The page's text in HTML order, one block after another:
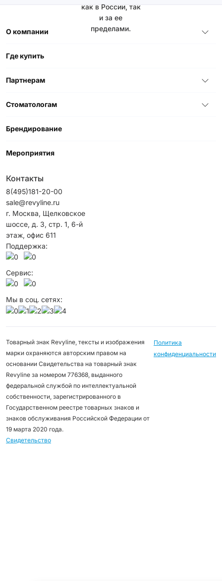
как в России, так
и за ее
пределами.
О компании
Где купить
Партнерам
Стоматологам
Брендирование
Мероприятия
Контакты
8(495)181-20-00
sale@revyline.ru
г. Москва, Щелковское
шоссе, д. 3, стр. 1, 6-й
этаж, офис 611
Поддержка:
Сервис:
Мы в соц. сетях:
Товарный знак Revyline, тексты и изображения
марки охраняются авторским правом на
основании Свидетельства на товарный знак
Revyline за номером 776368, выданного
федеральной службой по интеллектуальной
собственности, зарегистрированного в
Государственном реестре товарных знаков и
знаков обслуживания Российской Федерации от
19 марта 2020 года.
Свидетельство
Политика
конфиденциальности